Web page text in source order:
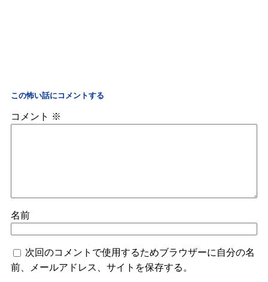
この怖い話にコメントする
コメント ※
名前
次回のコメントで使用するためブラウザーに自分の名
前、メールアドレス、サイトを保存する。